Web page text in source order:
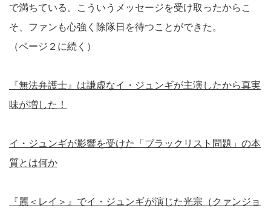
で満ちている。こういうメッセージを受け取ったからこ
そ、ファンも心強く除隊日を待つことができた。
（ページ２に続く）
『無法弁護士』は謙虚なイ・ジュンギが主演したから真実
味が増した！
イ・ジュンギが影響を受けた「ブラックリスト問題」の本
質とは何か
『麗＜レイ＞』でイ・ジュンギが演じた光宗（クァンジョ